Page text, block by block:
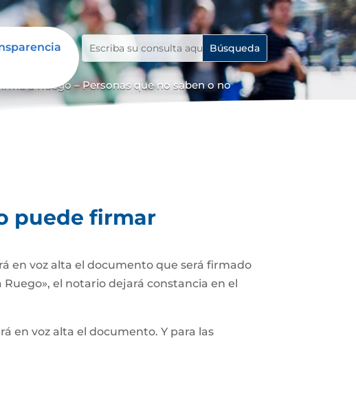
Firma a Ruego – Personas que no saben o no
puede firmar
en voz alta el documento que será firmado
el notario dejará constancia en el
en voz alta el documento. Y para las